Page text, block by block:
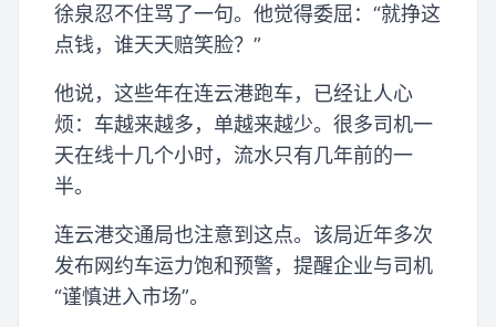
徐泉忍不住骂了一句。他觉得委屈：“就挣这
点钱，谁天天赔笑脸？”
他说，这些年在连云港跑车，已经让人心
烦：车越来越多，单越来越少。很多司机一
天在线十几个小时，流水只有几年前的一
半。
连云港交通局也注意到这点。该局近年多次
发布网约车运力饱和预警，提醒企业与司机
“谨慎进入市场”。